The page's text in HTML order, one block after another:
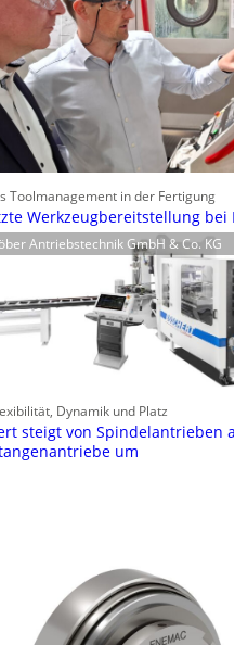
Toolmanagement in der Fertigung
Werkzeugbereitstellung bei
Antriebstechnik GmbH & Co. KG
Dynamik und Platz
steigt von Spindelantrieben
um